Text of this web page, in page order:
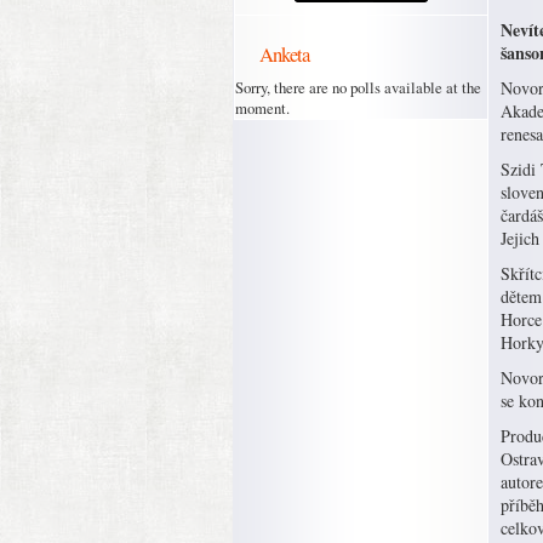
Anketa
Sorry, there are no polls available at the
moment.
Szidi
se